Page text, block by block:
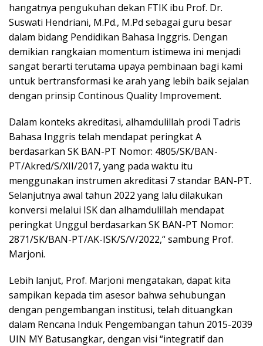
hangatnya pengukuhan dekan FTIK ibu Prof. Dr.
Suswati Hendriani, M.Pd., M.Pd sebagai guru besar
dalam bidang Pendidikan Bahasa Inggris. Dengan
demikian rangkaian momentum istimewa ini menjadi
sangat berarti terutama upaya pembinaan bagi kami
untuk bertransformasi ke arah yang lebih baik sejalan
dengan prinsip Continous Quality Improvement.
Dalam konteks akreditasi, alhamdulillah prodi Tadris
Bahasa Inggris telah mendapat peringkat A
berdasarkan SK BAN-PT Nomor: 4805/SK/BAN-
PT/Akred/S/XII/2017, yang pada waktu itu
menggunakan instrumen akreditasi 7 standar BAN-PT.
Selanjutnya awal tahun 2022 yang lalu dilakukan
konversi melalui ISK dan alhamdulillah mendapat
peringkat Unggul berdasarkan SK BAN-PT Nomor:
2871/SK/BAN-PT/AK-ISK/S/V/2022,“ sambung Prof.
Marjoni.
Lebih lanjut, Prof. Marjoni mengatakan, dapat kita
sampikan kepada tim asesor bahwa sehubungan
dengan pengembangan institusi, telah dituangkan
dalam Rencana Induk Pengembangan tahun 2015-2039
UIN MY Batusangkar, dengan visi “integratif dan